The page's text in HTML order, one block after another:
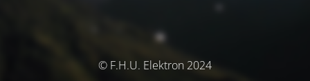
© F.H.U. Elektron 2024